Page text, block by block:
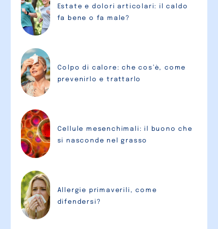
Estate e dolori articolari: il caldo
fa bene o fa male?
Colpo di calore: che cos’è, come
prevenirlo e trattarlo
Cellule mesenchimali: il buono che
si nasconde nel grasso
Allergie primaverili, come
difendersi?